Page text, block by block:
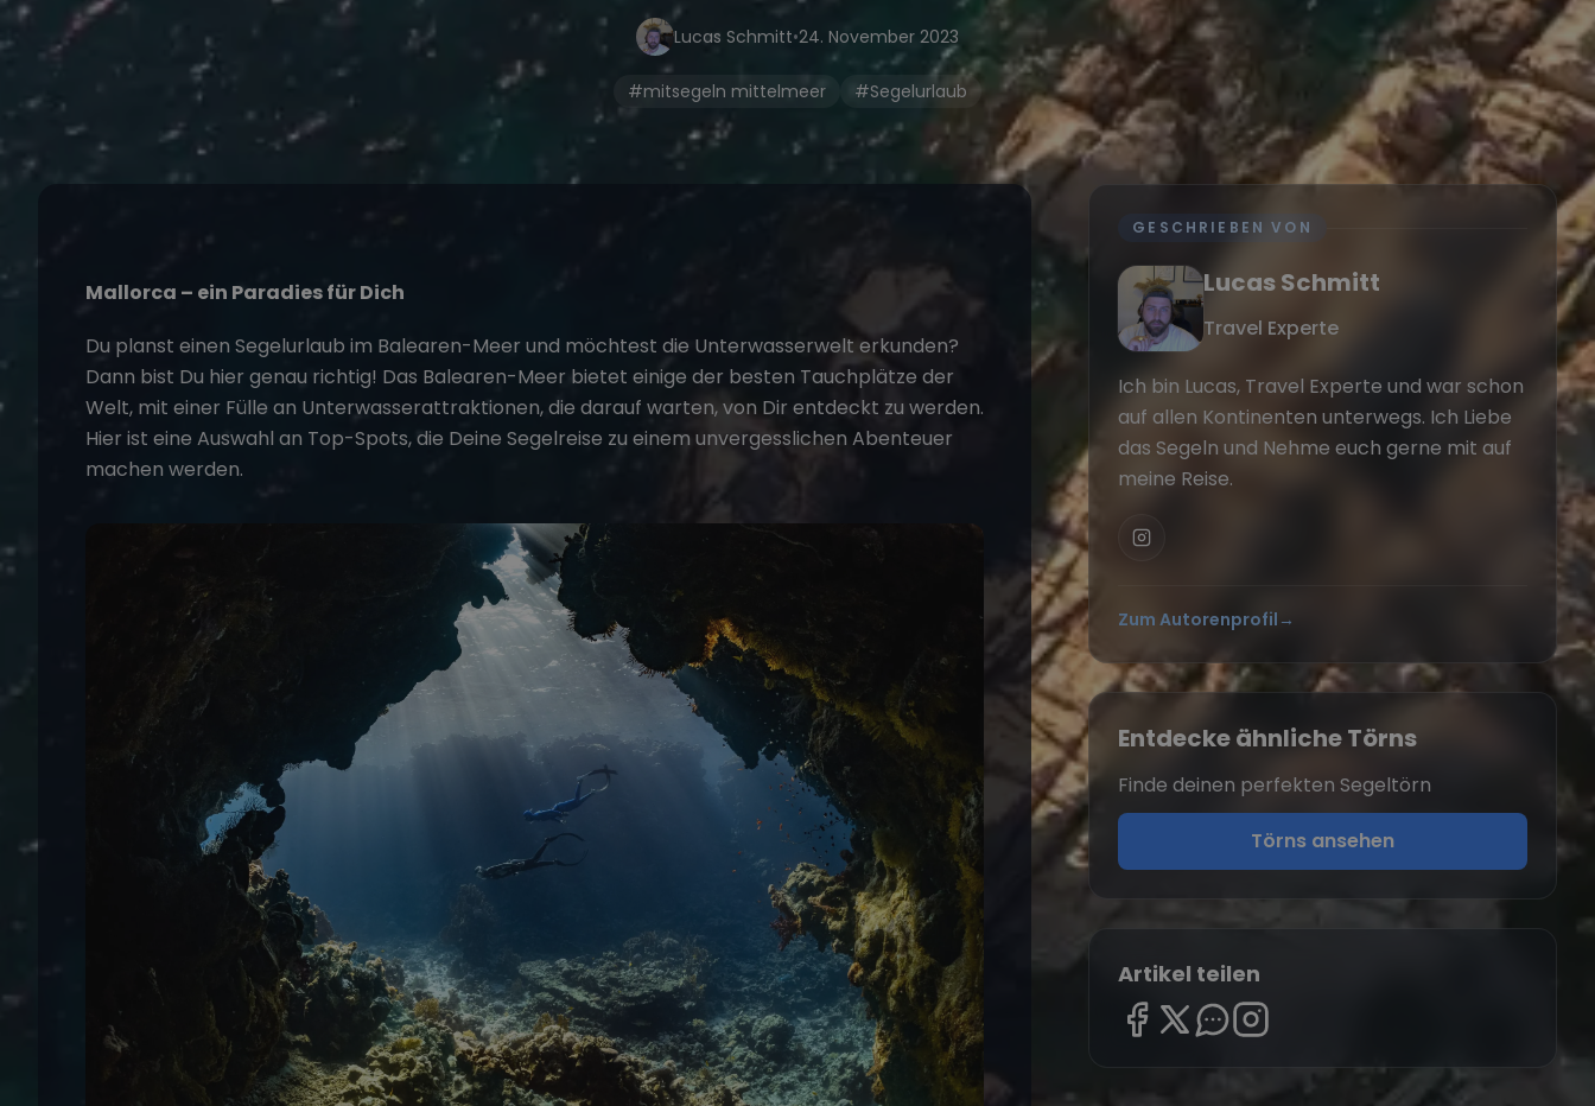
Lucas Schmitt•24. November 2023
#mitsegeln mittelmeer #Segelurlaub
Mallorca – ein Paradies für Dich
Du planst einen Segelurlaub im Balearen-Meer und möchtest die Unterwasserwelt erkunden?
Dann bist Du hier genau richtig! Das Balearen-Meer bietet einige der besten Tauchplätze der
Welt, mit einer Fülle an Unterwasserattraktionen, die darauf warten, von Dir entdeckt zu werden.
Hier ist eine Auswahl an Top-Spots, die Deine Segelreise zu einem unvergesslichen Abenteuer
machen werden.
GESCHRIEBEN VON
Lucas Schmitt
Travel Experte
Ich bin Lucas, Travel Experte und war schon
auf allen Kontinenten unterwegs. Ich Liebe
das Segeln und Nehme euch gerne mit auf
meine Reise.
Zum Autorenprofil →
Entdecke ähnliche Törns
Finde deinen perfekten Segeltörn
Törns ansehen
Artikel teilen